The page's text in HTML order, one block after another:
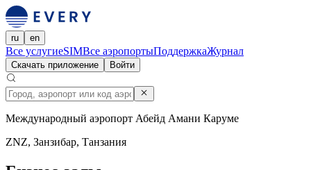
ru en
Все услугиeSIMВсе аэропортыПоддержкаЖурнал
Скачать приложение Войти
Международный аэропорт Абейд Амани Каруме
ZNZ, Занзибар, Танзания